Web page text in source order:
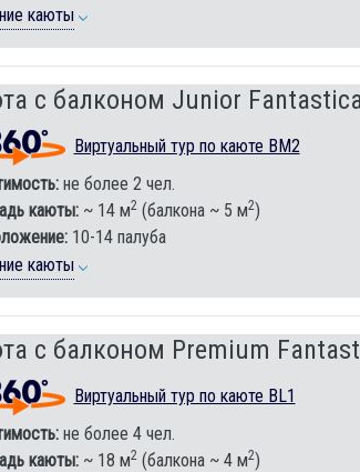
каюты
с балконом Junior
Виртуальный тур по каюте BM2
не более 2 чел.
каюты:~ 14 м2(балкона ~ 5 м2)
10-14 палуба
каюты
с балконом Premium
Виртуальный тур по каюте BL1
не более 4 чел.
каюты:~ 18 м2(балкона ~ 4 м2)